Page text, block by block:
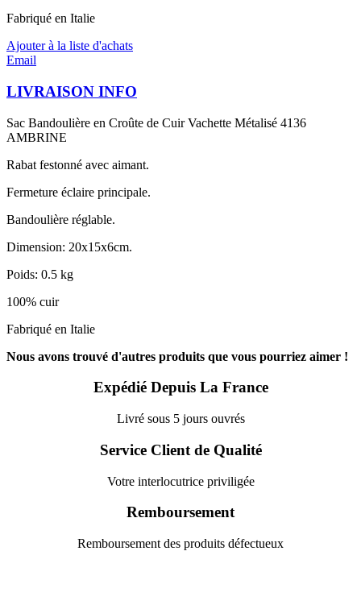
Fabriqué en Italie
Ajouter à la liste d'achats
Email
LIVRAISON INFO
Sac Bandoulière en Croûte de Cuir Vachette Métalisé 4136
AMBRINE
Rabat festonné avec aimant.
Fermeture éclaire principale.
Bandoulière réglable.
Dimension: 20x15x6cm.
Poids: 0.5 kg
100% cuir
Fabriqué en Italie
Nous avons trouvé d'autres produits que vous pourriez aimer !
Expédié Depuis La France
Livré sous 5 jours ouvrés
Service Client de Qualité
Votre interlocutrice priviligée
Remboursement
Remboursement des produits défectueux